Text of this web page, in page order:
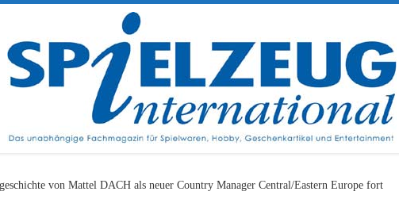
von Mattel DACH als neuer Country Manager Central/Eastern Europe fort